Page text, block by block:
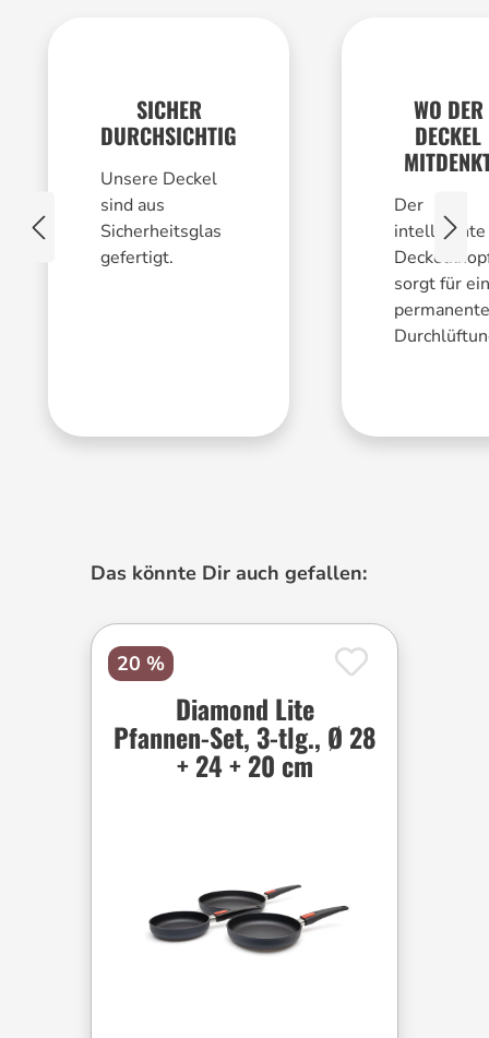
SICHER
DURCHSICHTIG
Unsere Deckel
sind aus
Sicherheitsglas
gefertigt.
WO DER
DECKEL
Der
intelligente
sorgt für
permanente
Produktgalerie überspringen
Das könnte Dir auch gefallen:
20 %
Diamond Lite
Pfannen-Set, 3-tlg., Ø 28
+ 24 + 20 cm